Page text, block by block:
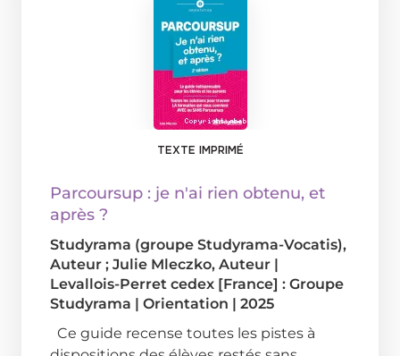
TEXTE IMPRIMÉ
Parcoursup : je n'ai rien obtenu, et
après ?
Studyrama (groupe Studyrama-Vocatis),
Auteur ; Julie Mleczko, Auteur |
Levallois-Perret cedex [France] : Groupe
Studyrama | Orientation | 2025
Ce guide recense toutes les pistes à